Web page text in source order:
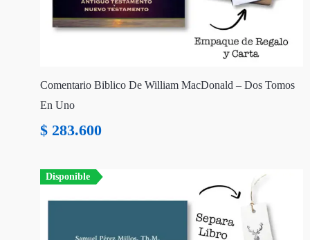
Comentario Biblico De William MacDonald – Dos Tomos
En Uno
$ 283.600
Disponible